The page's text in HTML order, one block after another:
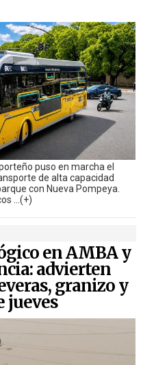
puso en marcha el
de alta capacidad
con Nueva Pompeya.
...(+)
en AMBA y
advierten
granizo y
jueves